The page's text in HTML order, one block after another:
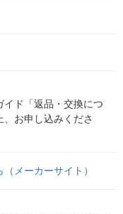
イド「返品・交換につ
お申し込みくださ
メーカーサイト）